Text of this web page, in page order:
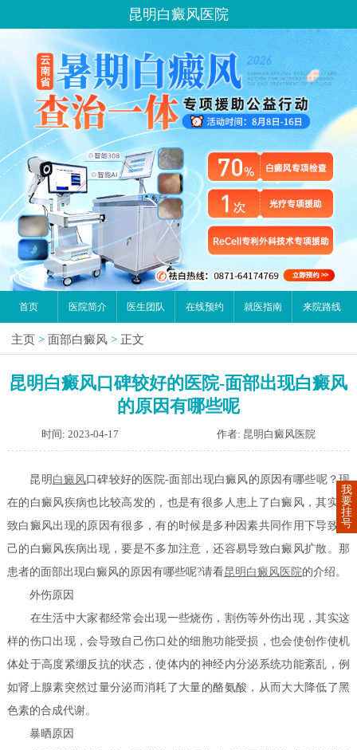
昆明白癜风医院
首页 医院简介 医生团队 在线预约 就医指南 来院路线
主页 > 面部白癜风 > 正文
昆明白癜风口碑较好的医院-面部出现白癜风
的原因有哪些呢
时间: 2023-04-17 作者: 昆明白癜风医院
昆明 白癜风口碑较好的医院-面部出现白癜风的原因有哪些呢？现
在的白癜风疾病也比较高发的，也是有很多人患上了白癜风，其实导
致白癜风出现的原因有很多，有的时候是多种因素共同作用下导致自
己的白癜风疾病出现，要是不多加注意，还容易导致白癜风扩散。那
患者的面部出现白癜风的原因有哪些呢?请看昆明白癜风医院的介绍。
外伤原因
在生活中大家都经常会出现一些烧伤，割伤等外伤出现，其实这
样的伤口出现，会导致自己伤口处的细胞功能受损，也会使创作使机
体处于高度紧绷反抗的状态，使体内的神经内分泌系统功能紊乱，例
如肾上腺素突然过量分泌而消耗了大量的酪氨酸，从而大大降低了黑
色素的合成代谢。
暴晒原因
我
要
挂
号